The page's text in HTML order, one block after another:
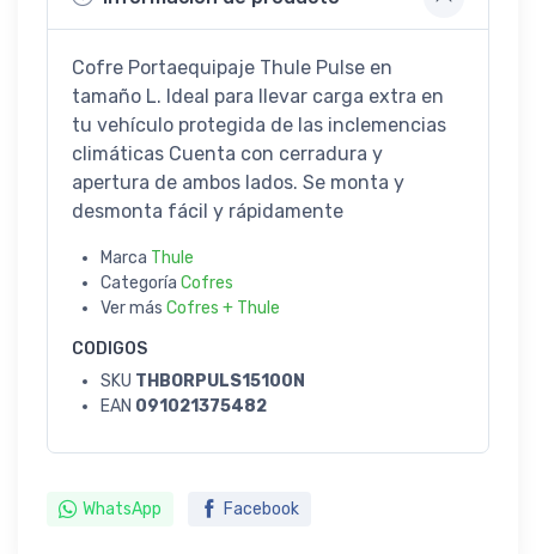
Cofre Portaequipaje Thule Pulse en
tamaño L. Ideal para llevar carga extra en
tu vehículo protegida de las inclemencias
climáticas Cuenta con cerradura y
apertura de ambos lados. Se monta y
desmonta fácil y rápidamente
Marca Thule
Categoría Cofres
Ver más Cofres + Thule
CODIGOS
SKU THBORPULS15100N
EAN 091021375482
WhatsApp Facebook